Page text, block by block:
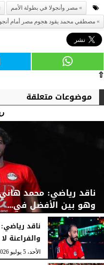
مصر وأنجولا في بطولة الأمم
مصطفي محمد يقود هجوم مصر أمام
⇧
موضوعات متعلقة
ناقد رياضي: محمد
وهو بين الأفضل في...
09:14 مـ
ناقد
والفراعنة
الأحد، 5 يوليو 2026